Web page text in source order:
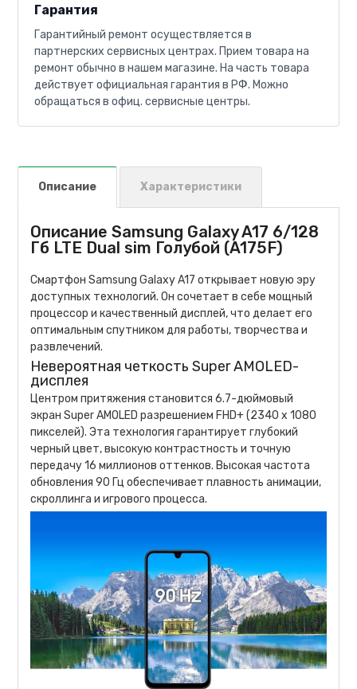
Гарантия
Гарантийный ремонт осуществляется в
партнерских сервисных центрах. Прием товара на
ремонт обычно в нашем магазине. На часть товара
действует официальная гарантия в РФ. Можно
обращаться в офиц. сервисные центры.
Описание Характеристики
Описание Samsung Galaxy A17 6/128
Гб LTE Dual sim Голубой (A175F)
Смартфон Samsung Galaxy A17 открывает новую эру
доступных технологий. Он сочетает в себе мощный
процессор и качественный дисплей, что делает его
оптимальным спутником для работы, творчества и
развлечений.
Невероятная четкость Super AMOLED-
дисплея
Центром притяжения становится 6.7-дюймовый
экран Super AMOLED разрешением FHD+ (2340 x 1080
пикселей). Эта технология гарантирует глубокий
черный цвет, высокую контрастность и точную
передачу 16 миллионов оттенков. Высокая частота
обновления 90 Гц обеспечивает плавность анимации,
скроллинга и игрового процесса.